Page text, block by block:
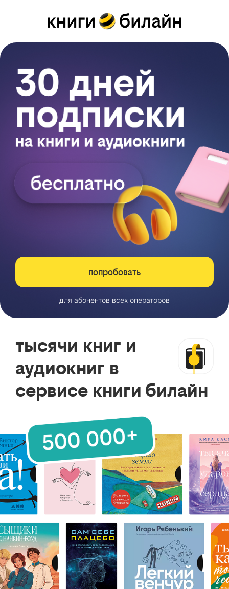
попробовать
для абонентов всех операторов
тысячи книг и
аудиокниг в
сервисе книги билайн